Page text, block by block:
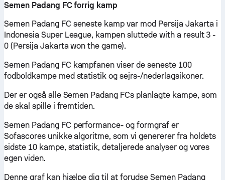
Semen Padang FC forrig kamp
Semen Padang FC seneste kamp var mod Persija Jakarta i
Indonesia Super League, kampen sluttede with a result 3 -
0 (Persija Jakarta won the game).
Semen Padang FC kampfanen viser de seneste 100
fodboldkampe med statistik og sejrs-/nederlagsikoner.
Der er også alle Semen Padang FCs planlagte kampe, som
de skal spille i fremtiden.
Semen Padang FC performance- og formgraf er
Sofascores unikke algoritme, som vi genererer fra holdets
sidste 10 kampe, statistik, detaljerede analyser og vores
egen viden.
Denne graf kan hjælpe dig til at forudse Semen Padang